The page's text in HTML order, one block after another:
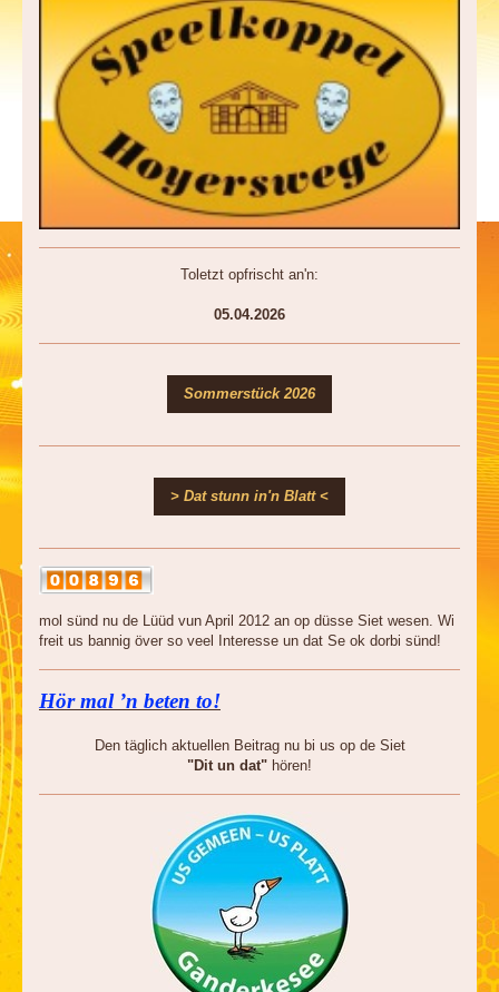
Toletzt opfrischt an'n:
05.04.2026
Sommerstück 2026
> Dat stunn in'n Blatt <
mol sünd nu de Lüüd vun April 2012 an op düsse Siet wesen. Wi
freit us bannig över so veel Interesse un dat Se ok dorbi sünd!
Hör mal ’n beten to!
Den täglich aktuellen Beitrag nu bi us op de Siet
"Dit un dat" hören!